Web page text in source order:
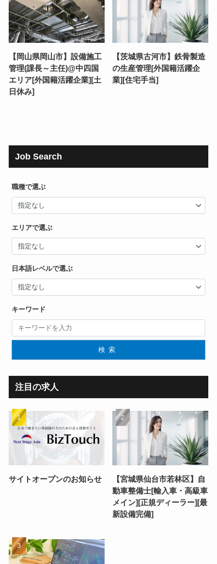
【岡山県岡山市】設備施工
管理(課長～主任)@中四国
エリア[外国籍活躍企業][土
日休み]
【茨城県古河市】鉄骨製造
の生産管理[外国籍活躍企
業][住宅手当]
Job Search
職種で選ぶ
エリアで選ぶ
日本語レベルで選ぶ
キーワード
検索
注目の求人
サイトオープンのお知らせ
【宮城県仙台市若林区】自
動車整備士[輸入車・高級車
メイン][正規ディーラー][最
新設備完備]